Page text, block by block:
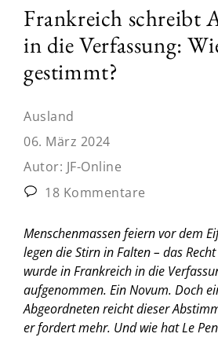
Frankreich schreibt
in die Verfassung:
gestimmt?
Ausland
06. März 2024
Autor: JF-Online
18 Kommentare
Menschenmassen feiern vor dem
legen die Stirn in Falten – das
wurde in Frankreich in die
aufgenommen. Ein Novum. Doch
Abgeordneten reicht dieser
er fordert mehr. Und wie hat Le